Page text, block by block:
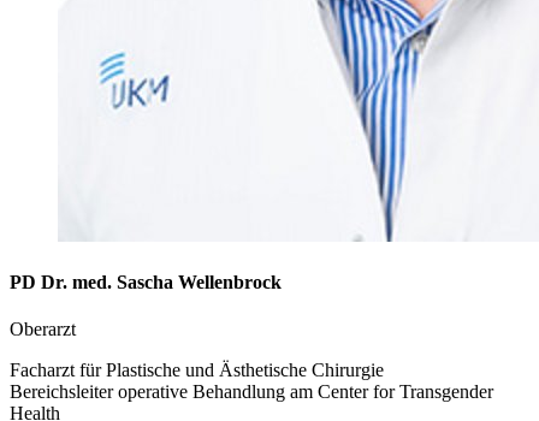
PD Dr. med. Sascha Wellenbrock
Oberarzt
Facharzt für Plastische und Ästhetische Chirurgie
Bereichsleiter operative Behandlung am Center for Transgender
Health